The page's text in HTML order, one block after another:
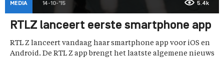
MEDIA 14-10-'15 5.4k
RTLZ lanceert eerste smartphone app
RTL Z lanceert vandaag haar smartphone app voor iOS en
Android. De RTL Z app brengt het laatste algemene nieuws